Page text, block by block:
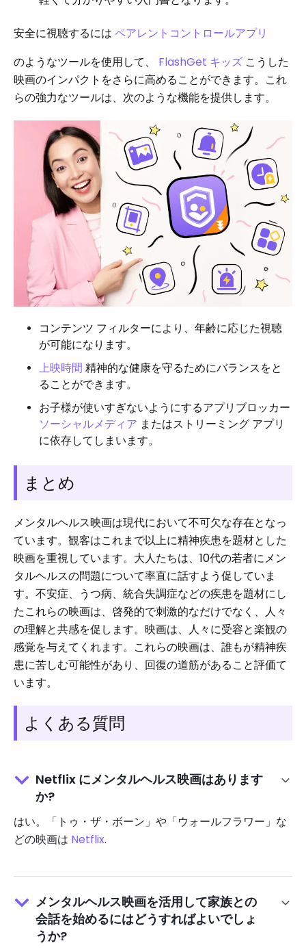
安全に視聴するには ペアレントコントロールアプリ
のようなツールを使用して、 FlashGet キッズ こうした
映画のインパクトをさらに高めることができます。これ
らの強力なツールは、次のような機能を提供します。
コンテンツ フィルターにより、年齢に応じた視聴
が可能になります。
上映時間 精神的な健康を守るためにバランスをと
ることができます。
お子様が使いすぎないようにするアプリブロッカー
ソーシャルメディア またはストリーミング アプリ
に依存してしまいます。
まとめ
メンタルヘルス映画は現代において不可欠な存在となっ
ています。観客はこれまで以上に精神疾患を題材とした
映画を重視しています。大人たちは、10代の若者にメン
タルヘルスの問題について率直に話すよう促していま
す。不安症、うつ病、統合失調症などの疾患を題材にし
たこれらの映画は、啓発的で刺激的なだけでなく、人々
の理解と共感を促します。映画は、人々に受容と楽観の
感覚を与えてくれます。これらの映画は、誰もが精神疾
患に苦しむ可能性があり、回復の道筋があること評価て
います。
よくある質問
Netflix にメンタルヘルス映画はあります
か?
はい。「トゥ・ザ・ボーン」や「ウォールフラワー」な
どの映画は Netflix.
メンタルヘルス映画を活用して家族との
会話を始めるにはどうすればよいでしょ
うか?